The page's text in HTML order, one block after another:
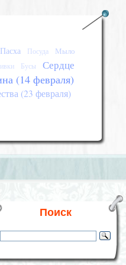
Пасха Посуда Мыло
Бусы Сердце
(14 февраля)
(23 февраля)
Поиск